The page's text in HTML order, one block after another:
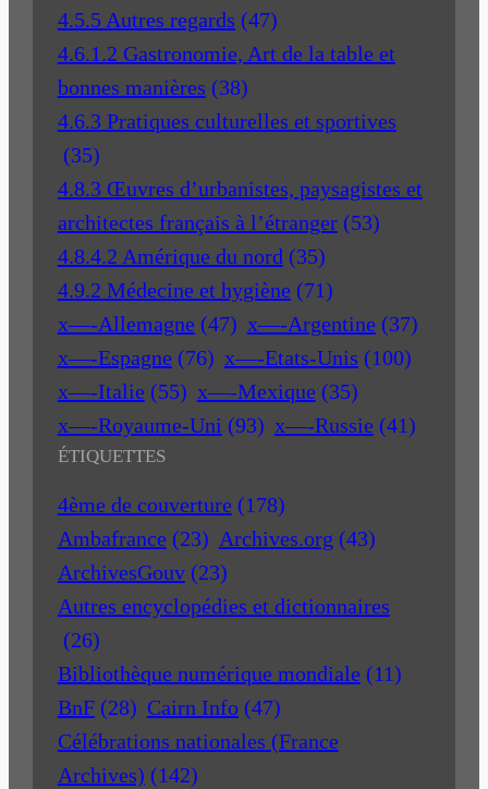
4.5.5 Autres regards (47)
4.6.1.2 Gastronomie, Art de la table et
bonnes manières (38)
4.6.3 Pratiques culturelles et sportives
(35)
4.8.3 Œuvres d’urbanistes, paysagistes et
architectes français à l’étranger (53)
4.8.4.2 Amérique du nord (35)
4.9.2 Médecine et hygiène (71)
x—-Allemagne (47) x—-Argentine (37)
x—-Espagne (76) x—-Etats-Unis (100)
x—-Italie (55) x—-Mexique (35)
x—-Royaume-Uni (93) x—-Russie (41)
ÉTIQUETTES
4ème de couverture (178)
Ambafrance (23) Archives.org (43)
ArchivesGouv (23)
Autres encyclopédies et dictionnaires
(26)
Bibliothèque numérique mondiale (11)
BnF (28) Cairn Info (47)
Célébrations nationales (France
Archives) (142)